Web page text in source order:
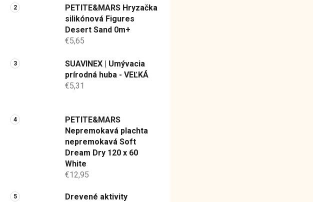
PETITE&MARS Hryzačka
silikónová Figures
Desert Sand 0m+
€5,65
SUAVINEX | Umývacia
prírodná huba - VEĽKÁ
€5,31
PETITE&MARS
Nepremokavá plachta
nepremokavá Soft
Dream Dry 120 x 60
White
€12,95
Drevené aktivity